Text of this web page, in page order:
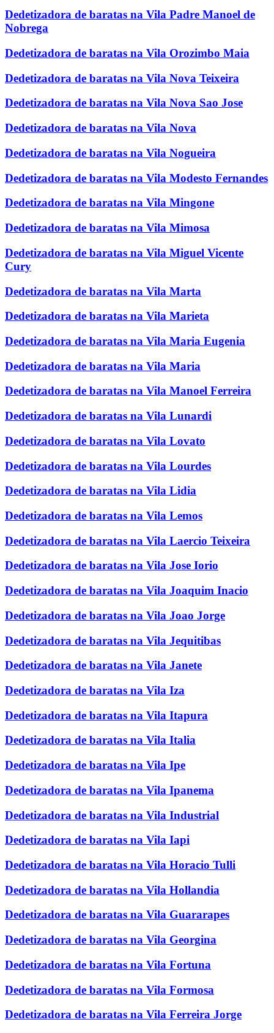
Dedetizadora de baratas na Vila Padre Manoel de
Nobrega
Dedetizadora de baratas na Vila Orozimbo Maia
Dedetizadora de baratas na Vila Nova Teixeira
Dedetizadora de baratas na Vila Nova Sao Jose
Dedetizadora de baratas na Vila Nova
Dedetizadora de baratas na Vila Nogueira
Dedetizadora de baratas na Vila Modesto Fernandes
Dedetizadora de baratas na Vila Mingone
Dedetizadora de baratas na Vila Mimosa
Dedetizadora de baratas na Vila Miguel Vicente
Cury
Dedetizadora de baratas na Vila Marta
Dedetizadora de baratas na Vila Marieta
Dedetizadora de baratas na Vila Maria Eugenia
Dedetizadora de baratas na Vila Maria
Dedetizadora de baratas na Vila Manoel Ferreira
Dedetizadora de baratas na Vila Lunardi
Dedetizadora de baratas na Vila Lovato
Dedetizadora de baratas na Vila Lourdes
Dedetizadora de baratas na Vila Lidia
Dedetizadora de baratas na Vila Lemos
Dedetizadora de baratas na Vila Laercio Teixeira
Dedetizadora de baratas na Vila Jose Iorio
Dedetizadora de baratas na Vila Joaquim Inacio
Dedetizadora de baratas na Vila Joao Jorge
Dedetizadora de baratas na Vila Jequitibas
Dedetizadora de baratas na Vila Janete
Dedetizadora de baratas na Vila Iza
Dedetizadora de baratas na Vila Itapura
Dedetizadora de baratas na Vila Italia
Dedetizadora de baratas na Vila Ipe
Dedetizadora de baratas na Vila Ipanema
Dedetizadora de baratas na Vila Industrial
Dedetizadora de baratas na Vila Iapi
Dedetizadora de baratas na Vila Horacio Tulli
Dedetizadora de baratas na Vila Hollandia
Dedetizadora de baratas na Vila Guararapes
Dedetizadora de baratas na Vila Georgina
Dedetizadora de baratas na Vila Fortuna
Dedetizadora de baratas na Vila Formosa
Dedetizadora de baratas na Vila Ferreira Jorge